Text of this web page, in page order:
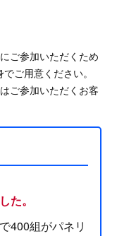
ご参加いただくため
ご用意ください。
ご参加いただくお客
た。
400組がパネリ